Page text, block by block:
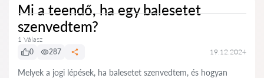
Mi a teendő, ha egy balesetet
szenvedtem?
1 Válasz
0
287 19.12.2024
Melyek a jogi lépések, ha balesetet szenvedtem, és hogyan